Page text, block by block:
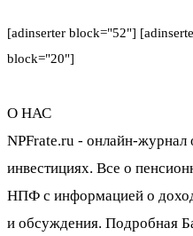
[adinserter block="52"]
block="20"]
О НАС
NPFrate.ru - онлайн-
инвестициях. Все о
НПФ с информацией о
и обсуждения. Подробная